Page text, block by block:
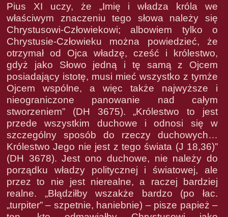
Pius XI uczy, że „Imię i władza króla we
właściwym znaczeniu tego słowa należy się
Chrystusowi-Człowiekowi; albowiem tylko o
Chrystusie-Człowieku można powiedzieć, że
otrzymał od Ojca władzę, cześć i królestwo,
gdyż jako Słowo jedną i tę samą z Ojcem
posiadający istotę, musi mieć wszystko z tymże
Ojcem wspólne, a więc także najwyższe i
nieograniczone panowanie nad całym
stworzeniem” (DH 3675). „Królestwo to jest
przede wszystkim duchowe i odnosi się w
szczególny sposób do rzeczy duchowych…
Królestwo Jego nie jest z tego świata (J 18,36)”
(DH 3678). Jest ono duchowe, nie należy do
porządku władzy politycznej i światowej, ale
przez to nie jest nierealne, a raczej bardziej
realne. „Błądziłby wszakże bardzo (po łac.
„turpiter” – szpetnie, haniebnie) – pisze papież –